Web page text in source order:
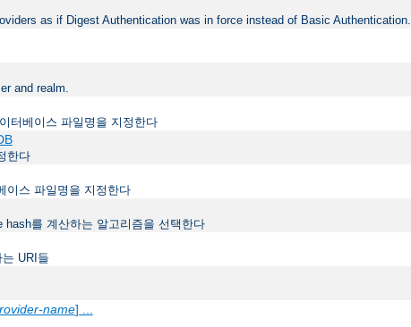
as if Digest Authentication was in force instead of Basic Authentication.
and realm.
터베이스 파일명을 지정한다
한다
이스 파일명을 지정한다
를 계산하는 알고리즘을 선택한다
URI들
name] ...